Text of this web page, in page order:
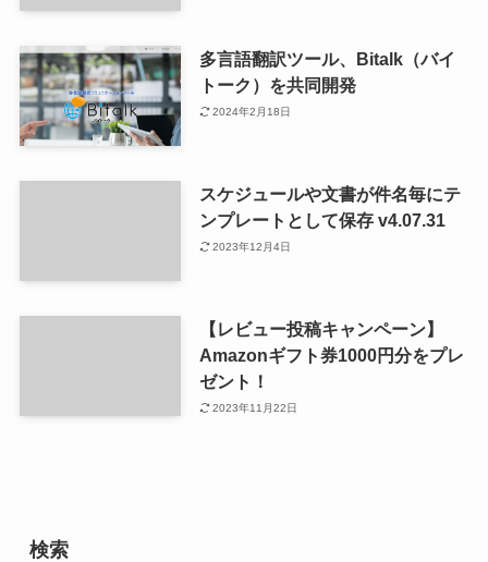
多言語翻訳ツール、Bitalk（バイ
トーク）を共同開発
2024年2月18日
スケジュールや文書が件名毎にテ
ンプレートとして保存 v4.07.31
2023年12月4日
【レビュー投稿キャンペーン】
Amazonギフト券1000円分をプレ
ゼント！
2023年11月22日
検索